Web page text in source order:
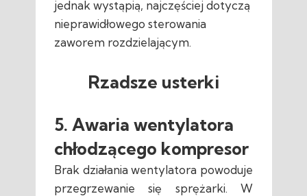
jednak wystąpią, najczęściej dotyczą
nieprawidłowego sterowania
zaworem rozdzielającym.
Rzadsze usterki
5. Awaria wentylatora
chłodzącego kompresor
Brak działania wentylatora powoduje
przegrzewanie się sprężarki. W